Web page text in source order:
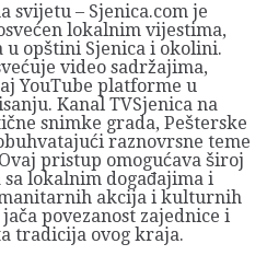
svijetu – Sjenica.com je
lokalnim vijestima,
opštini Sjenica i okolini.
video sadržajima,
YouTube platforme u
Kanal TVSjenica na
snimke grada, Pešterske
raznovrsne teme
pristup omogućava široj
lokalnim događajima i
akcija i kulturnih
povezanost zajednice i
tradicija ovog kraja.